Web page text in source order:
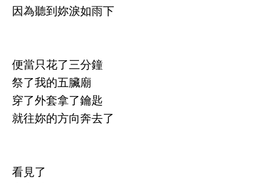
因為聽到妳淚如雨下
便當只花了三分鐘
祭了我的五臟廟
穿了外套拿了鑰匙
就往妳的方向奔去了
看見了